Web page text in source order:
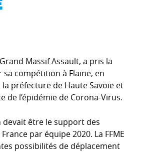
Massif Assault, a pris la
sa compétition à Flaine, en
préfecture de Haute Savoie et
de l’épidémie de Corona-Virus.
être le support des
par équipe 2020. La FFME
possibilités de déplacement